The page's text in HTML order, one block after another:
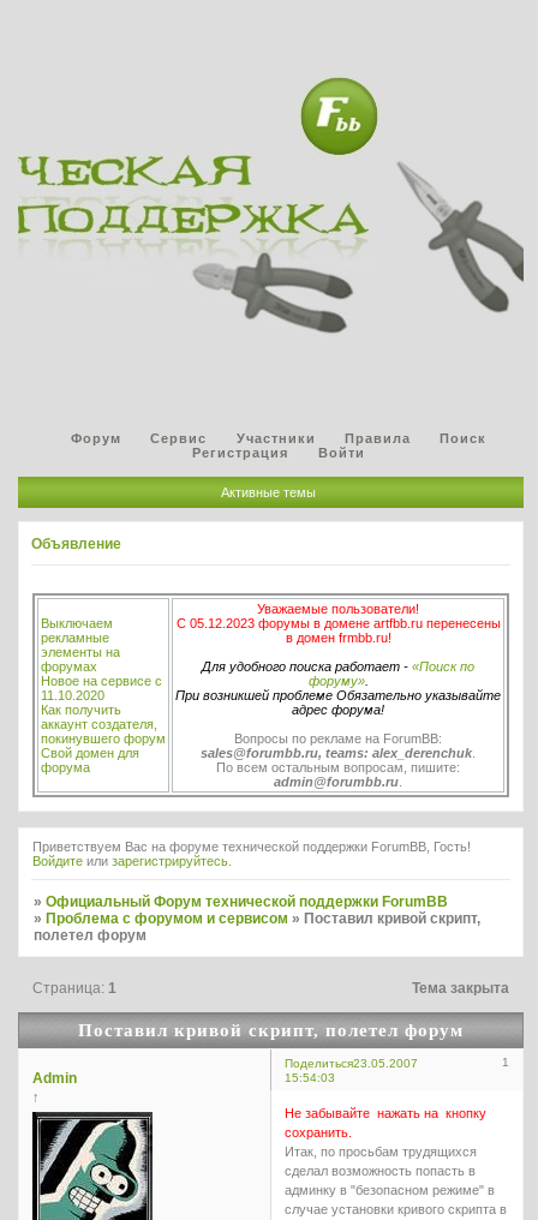
Форум Сервис Участники Правила
Поиск
Регистрация
Войти
Активные темы
Объявление
Выключаем
рекламные
элементы на
форумах
Новое на сервисе с
11.10.2020
Как получить
аккаунт создателя,
покинувшего форум
Свой домен для
форума
Уважаемые пользователи!
С 05.12.2023 форумы в домене artfbb.ru перенесены
в домен frmbb.ru!
Для удобного поиска работает - «Поиск по
форуму».
При возникшей проблеме Обязательно указывайте
адрес форума!
Вопросы по рекламе на ForumBB:
sales@forumbb.ru, teams: alex_derenchuk
По всем остальным вопросам, пишите:
admin@forumbb.ru
Приветствуем Вас на форуме технической поддержки ForumBB, Гость!
Войдите или зарегистрируйтесь
»Официальный Форум технической поддержки ForumBB
»Проблема с форумом и сервисом »Поставил кривой скрипт,
полетел форум
Поставил кривой скрипт, полетел форум
Страница:1 Тема закрыта
Поделиться 1
23.05.2007
15:54:03
Admin
↑
Не забывайте нажать на кнопку
сохранить.
Итак, по просьбам трудящихся
сделал возможность попасть в
админку в "безопасном режиме" в
случае установки кривого скрипта в